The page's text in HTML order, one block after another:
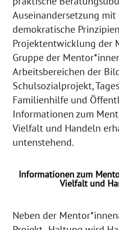
Auseinandersetzung
demokratische
Projektentwicklung der
Gruppe der
Arbeitsbereichen der
Schulsozialprojekt,
Familienhilfe und
Informationen zum
Vielfalt und Handeln
untenstehend.
Informationen zum
Vielfalt und
Neben der